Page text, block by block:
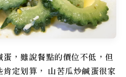
，雖說餐點的價位不低，但
定划算， 山苦瓜炒鹹蛋很家